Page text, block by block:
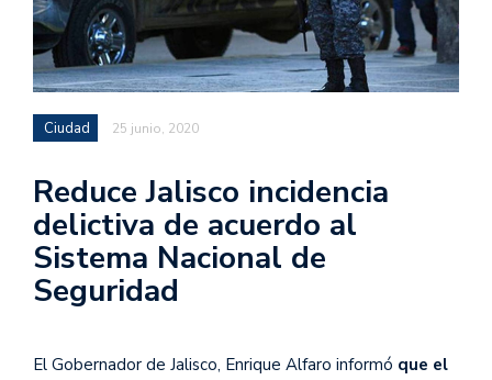
Ciudad 25 junio, 2020
Reduce Jalisco incidencia
delictiva de acuerdo al
Sistema Nacional de
Seguridad
El Gobernador de Jalisco, Enrique Alfaro informó que el